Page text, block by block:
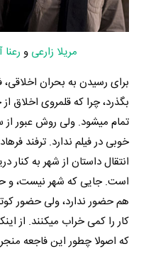
مریلا زارعی و
برای رسیدن به بحران
بگذرد، چرا که قلمروی اخلاق
تمام می­شود. ولی روش عبور از
خوبی در فیلم ندارد. ترفند
انتقال داستان از شهر به
است. جایی که شهر نیست، و
هم حضور ندارد، ولی حضور
کار را کمی خراب می­کنند. از
که اصولا چطور این فاجعه